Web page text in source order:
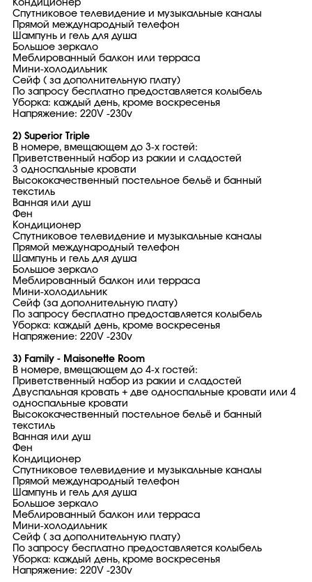
Кондиционер
Спутниковое телевидение и музыкальные каналы
Прямой международный телефон
Шампунь и гель для душа
Большое зеркало
Меблированный балкон или терраса
Мини-холодильник
Сейф ( за дополнительную плату)
По запросу бесплатно предоставляется колыбель
Уборка: каждый день, кроме воскресенья
Напряжение: 220V -230v
2) Superior Triple
В номере, вмещающем до 3-х гостей:
Приветственный набор из ракии и сладостей
3 односпальные кровати
Высококачественный постельное бельё и банный
текстиль
Ванная или душ
Фен
Кондиционер
Спутниковое телевидение и музыкальные каналы
Прямой международный телефон
Шампунь и гель для душа
Большое зеркало
Меблированный балкон или терраса
Мини-холодильник
Сейф (за дополнительную плату)
По запросу бесплатно предоставляется колыбель
Уборка: каждый день, кроме воскресенья
Напряжение: 220V -230v
3) Family - Maisonette Room
В номере, вмещающем до 4-х гостей:
Приветственный набор из ракии и сладостей
Двуспальная кровать + две односпальные кровати или 4
односпальные кровати
Высококачественный постельное бельё и банный
текстиль
Ванная или душ
Фен
Кондиционер
Спутниковое телевидение и музыкальные каналы
Прямой международный телефон
Шампунь и гель для душа
Большое зеркало
Меблированный балкон или терраса
Мини-холодильник
Сейф ( за дополнительную плату)
По запросу бесплатно предоставляется колыбель
Уборка: каждый день, кроме воскресенья
Напряжение: 220V -230v